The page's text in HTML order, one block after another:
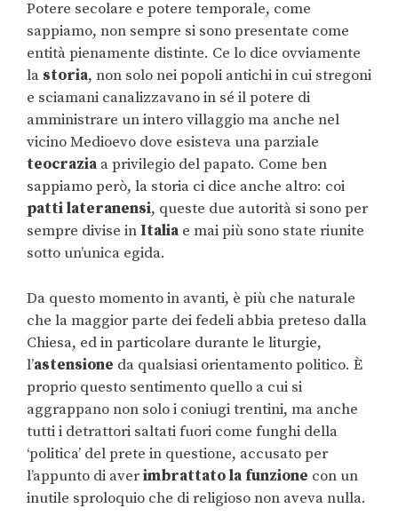
Potere secolare e potere temporale, come
sappiamo, non sempre si sono presentate come
entità pienamente distinte. Ce lo dice ovviamente
la storia, non solo nei popoli antichi in cui stregoni
e sciamani canalizzavano in sé il potere di
amministrare un intero villaggio ma anche nel
vicino Medioevo dove esisteva una parziale
teocrazia a privilegio del papato. Come ben
sappiamo però, la storia ci dice anche altro: coi
patti lateranensi, queste due autorità si sono per
sempre divise in Italia e mai più sono state riunite
sotto un’unica egida.
Da questo momento in avanti, è più che naturale
che la maggior parte dei fedeli abbia preteso dalla
Chiesa, ed in particolare durante le liturgie,
l’astensione da qualsiasi orientamento politico. È
proprio questo sentimento quello a cui si
aggrappano non solo i coniugi trentini, ma anche
tutti i detrattori saltati fuori come funghi della
‘politica’ del prete in questione, accusato per
l’appunto di averimbrattato la funzione con un
inutile sproloquio che di religioso non aveva nulla.